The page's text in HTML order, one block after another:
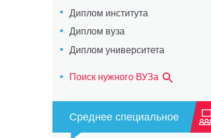
Диплом института
Диплом вуза
Диплом университета
Поиск нужного ВУЗа
Среднее специальное